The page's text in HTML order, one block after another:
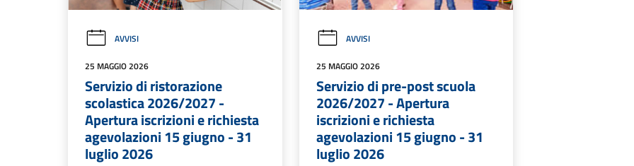
AVVISI
25 MAGGIO 2026
Servizio di ristorazione
scolastica 2026/2027 -
Apertura iscrizioni e richiesta
agevolazioni 15 giugno - 31
luglio 2026
AVVISI
25 MAGGIO 2026
Servizio di pre-post scuola
2026/2027 - Apertura
iscrizioni e richiesta
agevolazioni 15 giugno - 31
luglio 2026